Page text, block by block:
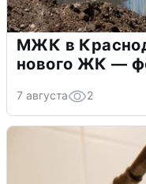
МЖК в
нового ЖК —
7 августа 2